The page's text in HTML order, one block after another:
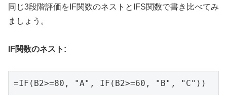
同じ3段階評価をIF関数のネストとIFS関数で書き比べてみ
ましょう。
IF関数のネスト:
=IF(B2>=80, "A", IF(B2>=60, "B", "C"))